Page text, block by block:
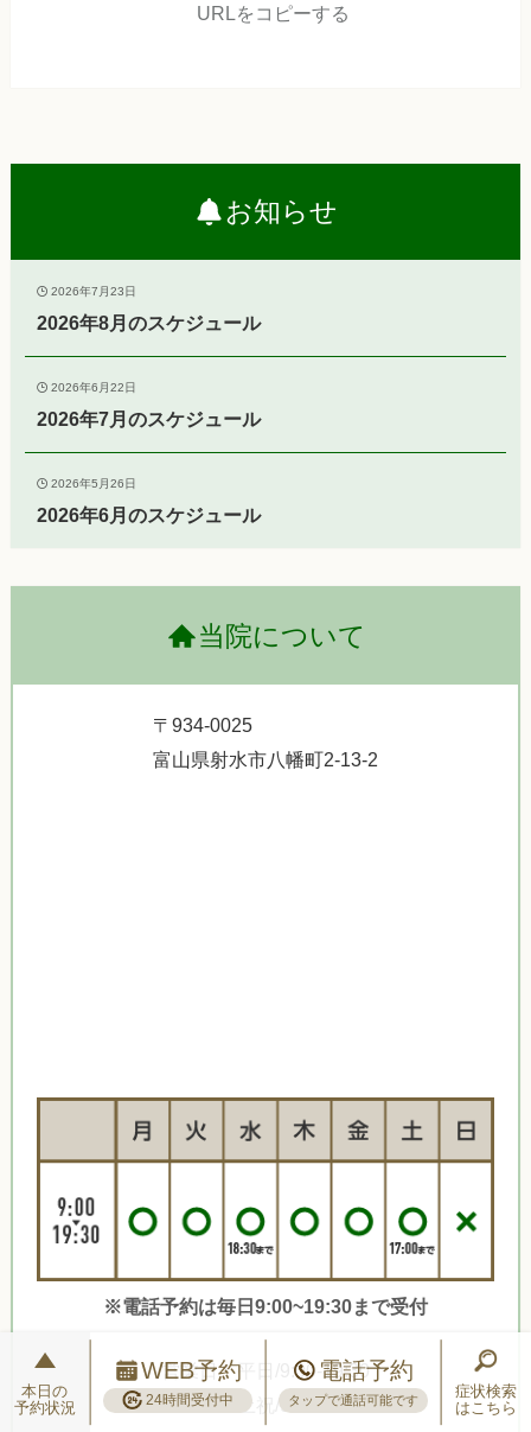
URLをコピーする
お知らせ
2026年7月23日
2026年8月のスケジュール
2026年6月22日
2026年7月のスケジュール
2026年5月26日
2026年6月のスケジュール
当院について
〒934-0025
富山県射水市八幡町2-13-2
※電話予約は毎日9:00~19:30まで受付
営業日：平日/9:00-19:30
土祝/9:00-17:00
本日の
予約状況
WEB予約
24時間受付中
電話予約
タップで通話可能です
症状検索
はこちら